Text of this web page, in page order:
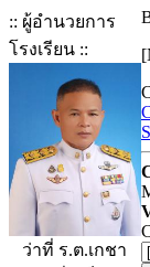
:: ผู้อำนวยการ
โรงเรียน ::
ว่าที่ ร.ต.เกชา